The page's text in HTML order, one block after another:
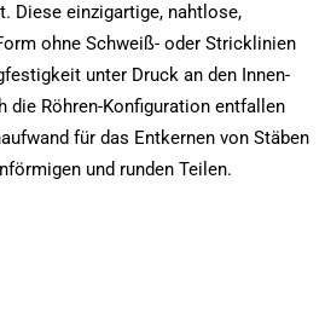
Diese einzigartige, nahtlose,
ohne Schweiß- oder Stricklinien
unter Druck an den Innen-
die Röhren-Konfiguration entfallen
für das Entkernen von Stäben
und runden Teilen.